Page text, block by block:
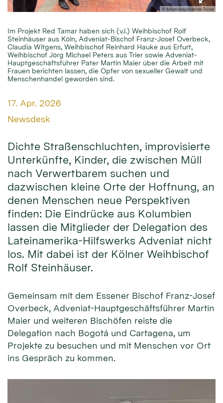
© Adveniat/Johannes Duwe
Im Projekt Red Tamar haben sich (v.l.) Weihbischof Rolf
Steinhäuser aus Köln, Adveniat-Bischof Franz-Josef Overbeck,
Claudia Witgens, Weihbischof Reinhard Hauke aus Erfurt,
Weihbischof Jörg Michael Peters aus Trier sowie Adveniat-
Hauptgeschäftsführer Pater Martin Maier über die Arbeit mit
Frauen berichten lassen, die Opfer von sexueller Gewalt und
Menschenhandel geworden sind.
Datum:
17. Apr. 2026
Von:
Newsdesk
Dichte Straßenschluchten, improvisierte
Unterkünfte, Kinder, die zwischen Müll
nach Verwertbarem suchen und
dazwischen kleine Orte der Hoffnung, an
denen Menschen neue Perspektiven
finden: Die Eindrücke aus Kolumbien
lassen die Mitglieder der Delegation des
Lateinamerika-Hilfswerks Adveniat nicht
los. Mit dabei ist der Kölner Weihbischof
Rolf Steinhäuser.
Gemeinsam mit dem Essener Bischof Franz-Josef
Overbeck, Adveniat-Hauptgeschäftsführer Martin
Maier und weiteren Bischöfen reiste die
Delegation nach Bogotá und Cartagena, um
Projekte zu besuchen und mit Menschen vor Ort
ins Gespräch zu kommen.